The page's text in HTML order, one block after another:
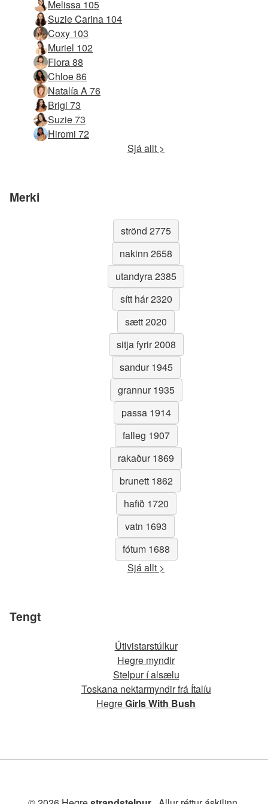
Melissa 105
Suzie Carina 104
Coxy 103
Muriel 102
Flora 88
Chloe 86
Natalía A 76
Brigi 73
Suzie 73
Hiromi 72
Sjá allt >
Merki
strönd 2775
nakinn 2658
utandyra 2385
sítt hár 2320
sætt 2020
sitja fyrir 2008
sandur 1945
grannur 1935
passa 1914
falleg 1907
rakaður 1869
brunett 1862
hafið 1720
vatn 1693
fótum 1688
Sjá allt >
Tengt
Útivistarstúlkur
Hegre myndir
Stelpur í alsælu
Toskana nektarmyndir frá Ítalíu
HegreGirls With Bush